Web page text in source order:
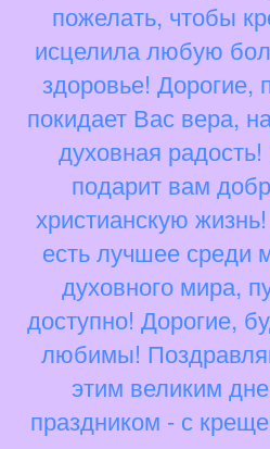
пожелать, чтобы
исцелила любую
здоровье! Дорогие,
покидает Вас вера,
духовная
подарит вам
христианскую
есть лучшее среди
духовного мира,
доступно! Дорогие,
любимы!
этим великим
праздником - с